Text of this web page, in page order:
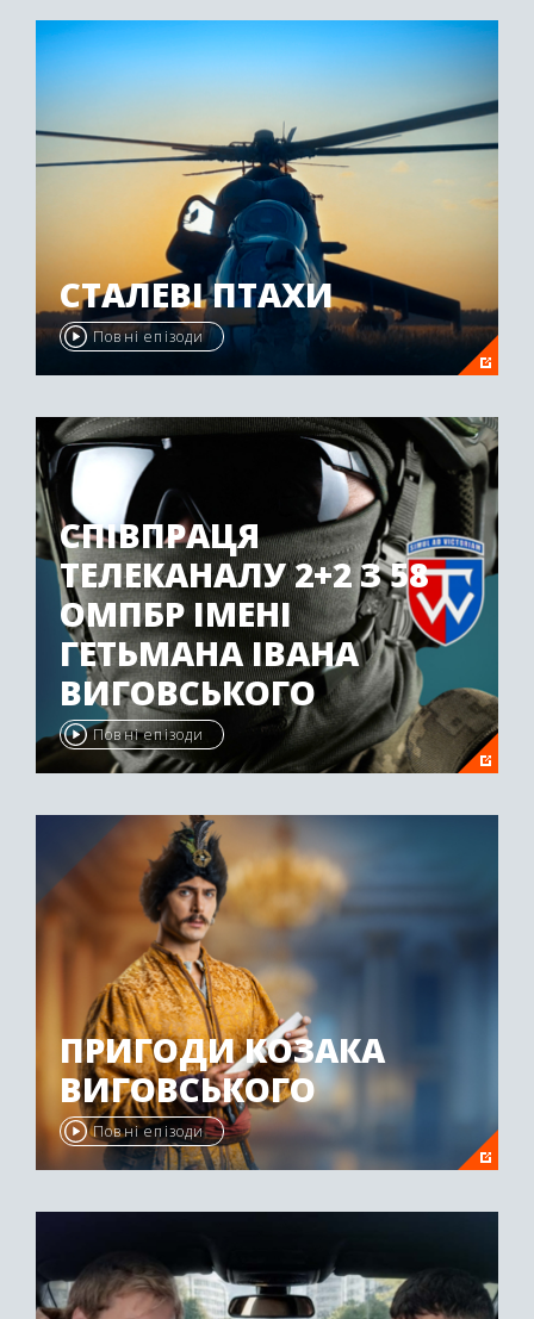
СТАЛЕВІ ПТАХИ
Повні епізоди
СПІВПРАЦЯ
ТЕЛЕКАНАЛУ 2+2 З 58
ОМПБР ІМЕНІ
ГЕТЬМАНА ІВАНА
ВИГОВСЬКОГО
Повні епізоди
ПРИГОДИ КОЗАКА
ВИГОВСЬКОГО
Повні епізоди